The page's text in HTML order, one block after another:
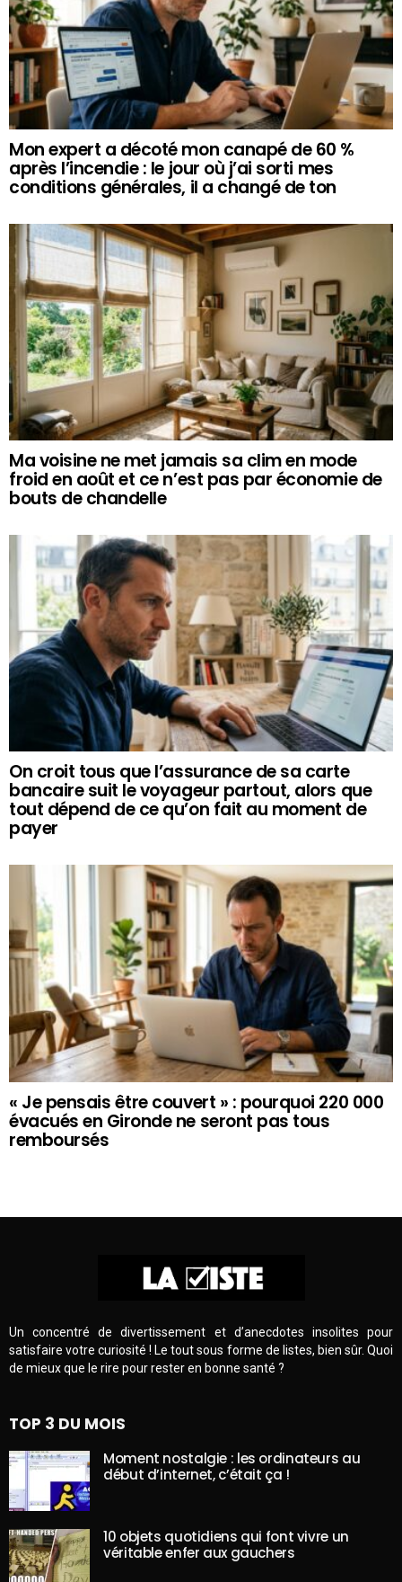
Mon expert a décoté mon canapé de 60 %
après l’incendie : le jour où j’ai sorti mes
conditions générales, il a changé de ton
Ma voisine ne met jamais sa clim en mode
froid en août et ce n’est pas par économie de
bouts de chandelle
On croit tous que l’assurance de sa carte
bancaire suit le voyageur partout, alors que
tout dépend de ce qu’on fait au moment de
payer
« Je pensais être couvert » : pourquoi 220 000
évacués en Gironde ne seront pas tous
remboursés
Un concentré de divertissement et d’anecdotes insolites pour
satisfaire votre curiosité ! Le tout sous forme de listes, bien sûr. Quoi
de mieux que le rire pour rester en bonne santé ?
TOP 3 DU MOIS
Moment nostalgie : les ordinateurs au
début d’internet, c’était ça !
10 objets quotidiens qui font vivre un
véritable enfer aux gauchers